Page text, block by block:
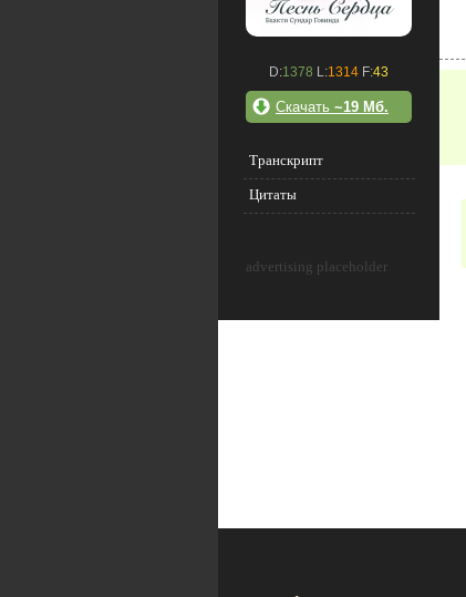
D:1378 L:1314 F:43
Скачать ~19 Мб.
Транскрипт
Цитаты
advertising placeholder